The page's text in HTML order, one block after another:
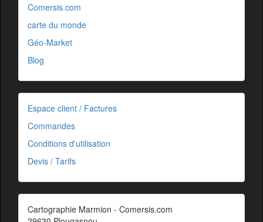
Comersis.com
carte du monde
Géo-Market
Blog
Espace client / Factures
Commandes
Conditions d'utilisation
Devis / Tarifs
Cartographie Marmion - Comersis.com